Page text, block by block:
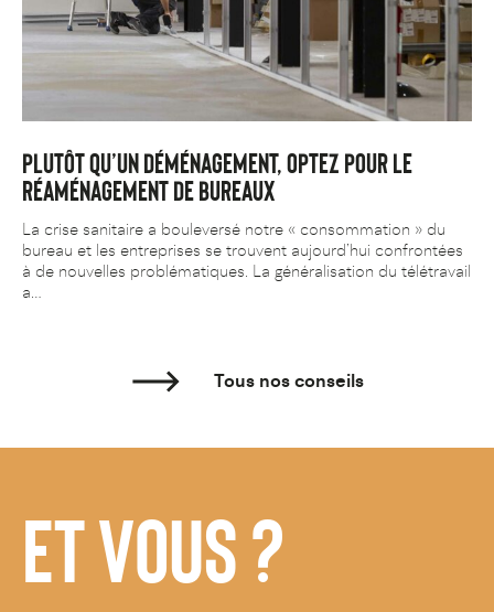
PLUTÔT QU’UN DÉMÉNAGEMENT, OPTEZ POUR LE
RÉAMÉNAGEMENT DE BUREAUX
La crise sanitaire a bouleversé notre « consommation » du
bureau et les entreprises se trouvent aujourd’hui confrontées
à de nouvelles problématiques. La généralisation du télétravail
a…
Tous nos conseils
ET VOUS ?